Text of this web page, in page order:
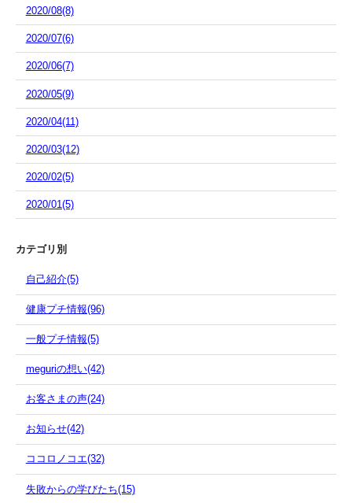
2020/08(8)
2020/07(6)
2020/06(7)
2020/05(9)
2020/04(11)
2020/03(12)
2020/02(5)
2020/01(5)
カテゴリ別
自己紹介(5)
健康プチ情報(96)
一般プチ情報(5)
meguriの想い(42)
お客さまの声(24)
お知らせ(42)
ココロノコエ(32)
失敗からの学びたち(15)